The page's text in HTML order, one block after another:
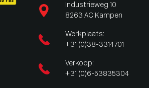
Industrieweg 10
8263 AC Kampen
Werkplaats:
+31 (0)38-3314701
Verkoop:
+31 (0)6-53835304